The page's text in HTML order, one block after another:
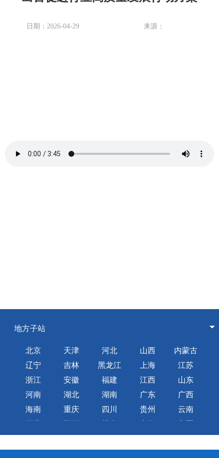
日期：2026-04-29 来源：
地方子站
北京 天津 河北 山西
内蒙古
辽宁
吉林 黑龙江 上海
江苏
浙江
安徽 福建 江西
山东
河南
湖北 湖南 广东
广西
海南
重庆 四川 贵州
云南